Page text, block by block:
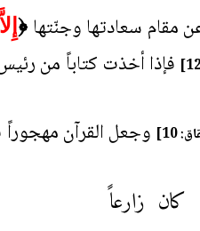
سعادتها وجنّتها ﴿
فإذا أخذت كتاباً من
10]
وجعل القرآن
زارعاً